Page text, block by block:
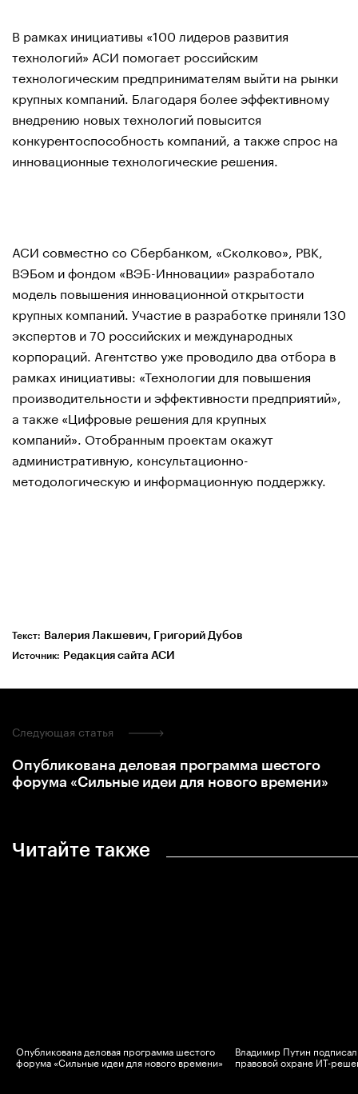
В рамках инициативы «100 лидеров развития
технологий» АСИ помогает российским
технологическим предпринимателям выйти на рынки
крупных компаний. Благодаря более эффективному
внедрению новых технологий повысится
конкурентоспособность компаний, а также спрос на
инновационные технологические решения.
АСИ совместно со Сбербанком, «Сколково», РВК,
ВЭБом и фондом «ВЭБ-Инновации» разработало
модель повышения инновационной открытости
крупных компаний. Участие в разработке приняли 130
экспертов и 70 российских и международных
корпораций. Агентство уже проводило два отбора в
рамках инициативы: «Технологии для повышения
производительности и эффективности предприятий»,
а также «Цифровые решения для крупных
компаний». Отобранным проектам окажут
административную, консультационно-
методологическую и информационную поддержку.
Текст: Валерия Лакшевич, Григорий Дубов
Источник: Редакция сайта АСИ
Читайте также
Опубликована деловая программа шестого
форума «Сильные идеи для нового времени»
Владимир Путин
правовой охране ИТ-
Следующая статья
Опубликована деловая программа шестого
форума «Сильные идеи для нового времени»